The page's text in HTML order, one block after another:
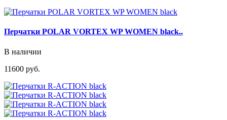
Перчатки POLAR VORTEX WP WOMEN black..
В наличии
11600 руб.